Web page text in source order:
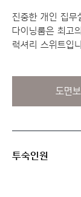
진중한 개인 집무
다이닝룸은 최고
럭셔리 스위트입
도면보
투숙인원